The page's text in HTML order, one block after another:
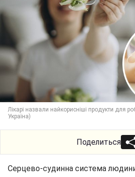
Лікарі назвали найкорисніші продукти для
Україна)
Поделиться
Серцево-судинна система